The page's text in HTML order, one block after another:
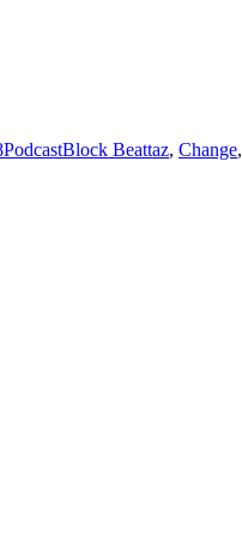
PodcastBlock Beattaz, Change,